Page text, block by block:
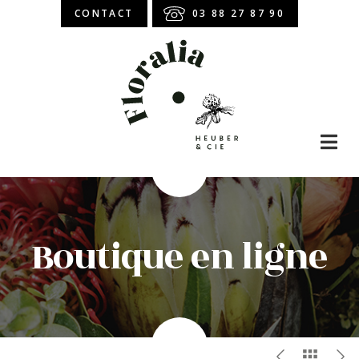
Boutique en ligne
Abonnement
Atelier Floral
Bouquet de roses
Bouquet de fleurs
CONTACT 03 88 27 87 90
Boutique en ligne